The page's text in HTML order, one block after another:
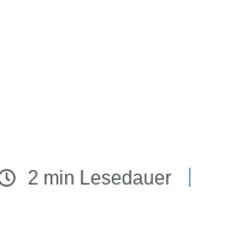
2 min Lesedauer